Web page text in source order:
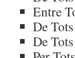
Entre
De
De